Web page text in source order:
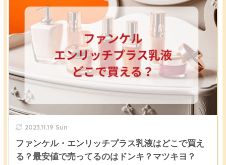
2023.11.19 Sun
ファンケル・エンリッチプラス乳液はどこで買え
る？最安値で売ってるのはドンキ？マツキヨ？